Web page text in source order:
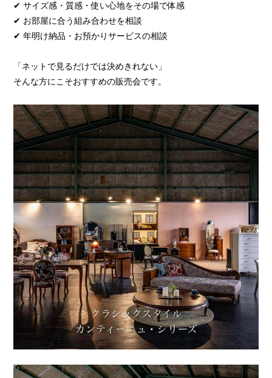
✔ サイズ感・質感・使い心地をその場で体感
✔ お部屋に合う組み合わせを相談
✔ 年明け納品・お預かりサービスの相談
「ネットで見るだけでは決めきれない」
そんな方にこそおすすめの販売会です。